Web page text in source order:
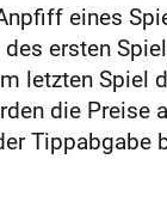
eines
ersten
letzten
die
Tippabgabe